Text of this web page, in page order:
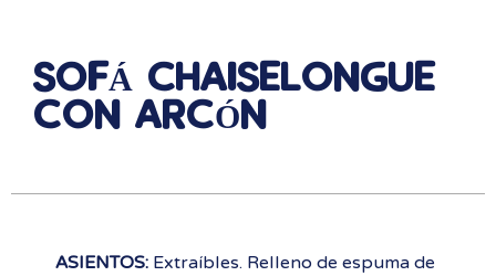
SOFÁ CHAISELONGUE
CON ARCÓN
ASIENTOS: Extraíbles. Relleno de espuma de